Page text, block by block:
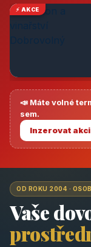
⚡ AKCE
📣 Máte volné
sem.
Inzerovat
OD ROKU 2004 ·
Vaše